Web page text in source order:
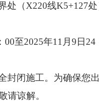
处（X220线K5+127处
00至2025年11月9日24
封闭施工。为确保您
请谅解。